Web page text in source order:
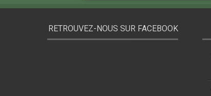
RETROUVEZ-NOUS SUR FACEBOOK